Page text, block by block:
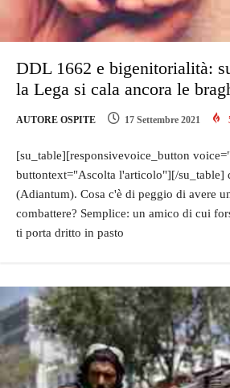
DDL 1662 e bigenitorialità:
la Lega si cala ancora le
AUTORE OSPITE 17 Settembre 2021
[su_table][responsivevoice_button
buttontext="Ascolta l'articolo"][/su_table]
(Adiantum). Cosa c'è di peggio di avere
combattere? Semplice: un amico di cui
ti porta dritto in pasto